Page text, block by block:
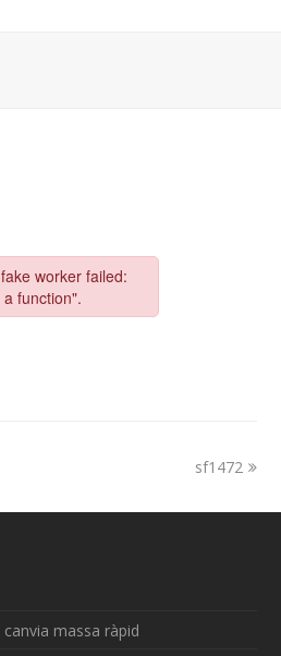
sf1472
massa ràpid